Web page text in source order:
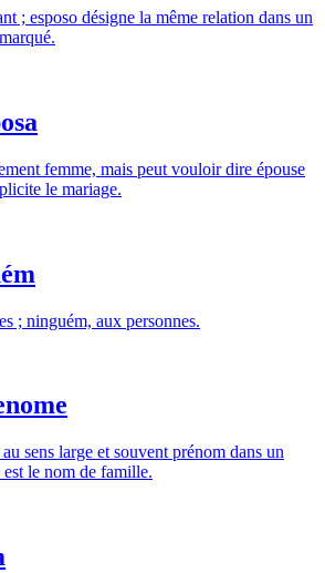
; esposo désigne la même relation dans un
femme, mais peut vouloir dire épouse
le mariage.
; ninguém, aux personnes.
sens large et souvent prénom dans un
le nom de famille.